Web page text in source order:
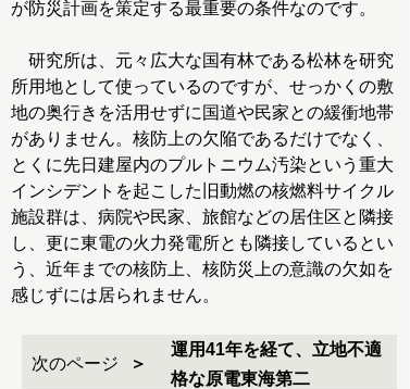
が防災計画を策定する最重要の条件なのです。
研究所は、元々広大な国有林である松林を研究
所用地として使っているのですが、せっかくの敷
地の奥行きを活用せずに国道や民家との緩衝地帯
がありません。核防上の欠陥であるだけでなく、
とくに先日建屋内のプルトニウム汚染という重大
インシデントを起こした旧動燃の核燃料サイクル
施設群は、病院や民家、旅館などの居住区と隣接
し、更に東電の火力発電所とも隣接しているとい
う、近年までの核防上、核防災上の意識の欠如を
感じずには居られません。
次のページ
運用41年を経て、立地不適
格な原電東海第二